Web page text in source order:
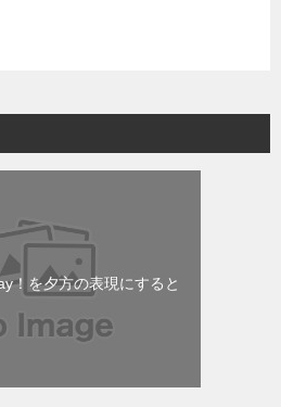
！を夕方の表現にすると